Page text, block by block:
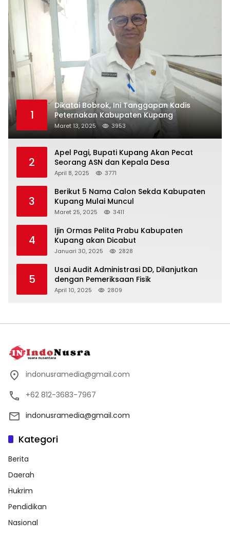
1
Dikatai Bobrok, Ini Tanggapan Kadis
Peternakan Kabupaten Kupang
Maret 13, 2025 3953
2
Apel Pagi, Bupati Kupang Akan Pecat
Seorang ASN dan Kepala Desa
April 8, 2025 3771
3
Berikut 5 Nama Calon Sekda Kabupaten
Kupang Mulai Muncul
Maret 25, 2025 3411
4
Ijin Ormas Pelita Prabu Kabupaten
Kupang akan Dicabut
Januari 30, 2025 2828
5
Usai Audit Administrasi DD, Dilanjutkan
dengan Pemeriksaan Fisik
April 10, 2025 2809
indonusramedia@gmail.com
+62 812-3683-7967
indonusramedia@gmail.com
Kategori
Berita
Daerah
Hukrim
Pendidikan
Nasional